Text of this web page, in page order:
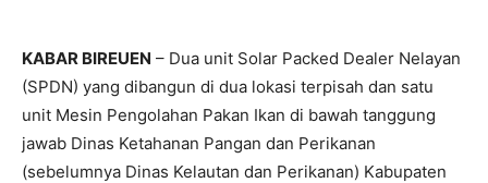
KABAR BIREUEN – Dua unit Solar Packed Dealer Nelayan
(SPDN) yang dibangun di dua lokasi terpisah dan satu
unit Mesin Pengolahan Pakan Ikan di bawah tanggung
jawab Dinas Ketahanan Pangan dan Perikanan
(sebelumnya Dinas Kelautan dan Perikanan) Kabupaten